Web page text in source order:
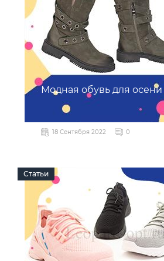
Модная обувь для осени
18 Сентября 2022 0
Статьи